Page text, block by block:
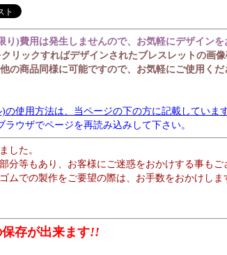
)費用は発生しませんので、お気軽にデザイン
リックすればデザインされたブレスレットの画像
の商品同様に可能ですので、お気軽にご使用くだ
使用方法は、当ページの下の方に記載しています
ウザでページを再読み込みして下さい。
した。
等もあり、お客様にご迷惑をおかけする事も
での製作をご要望の際は、お手数をおかけしま
存が出来ます!!